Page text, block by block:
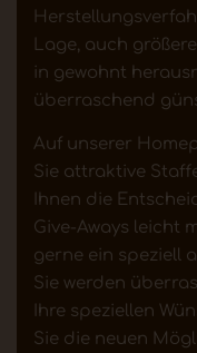
Lage, auch
in gewohnt
überraschend
Auf unserer
Sie attraktive
Ihnen die
Give-Aways leicht
gerne ein speziell
Sie werden
Ihre speziellen
Sie die neuen